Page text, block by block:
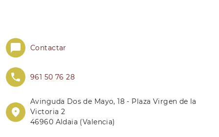
Contactar
961 50 76 28
Avinguda Dos de Mayo, 18 - Plaza Virgen de la
Victoria 2
46960 Aldaia (Valencia)